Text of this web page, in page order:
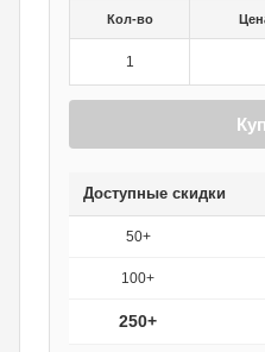
Кол-во
1
Доступные скидки
50+
100+
250+